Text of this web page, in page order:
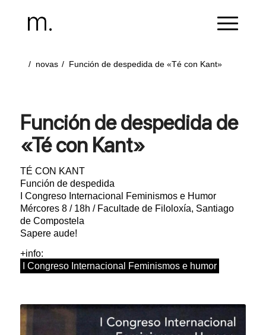
/ novas / Función de despedida de «Té con Kant»
Función de despedida de
«Té con Kant»
TÉ CON KANT
Función de despedida
I Congreso Internacional Feminismos e Humor
Mércores 8 / 18h / Facultade de Filoloxía, Santiago
de Compostela
Sapere aude!
+info:
I Congreso Internacional Feminismos e humor